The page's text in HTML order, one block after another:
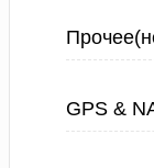
GPS &